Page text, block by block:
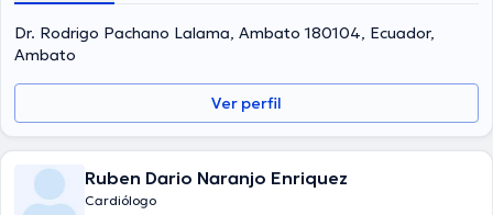
Dr. Rodrigo Pachano Lalama, Ambato 180104, Ecuador,
Ambato
Ver perfil
Ruben Dario Naranjo Enriquez
Cardiólogo